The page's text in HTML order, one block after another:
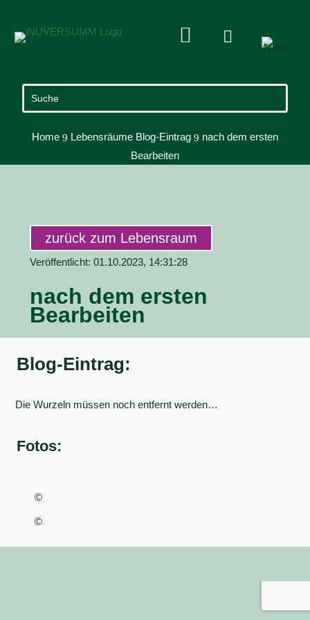
 
Home 9 Lebensräume Blog-Eintrag 9 nach dem ersten
Bearbeiten
zurück zum Lebensraum
Veröffentlicht: 01.10.2023, 14:31:28
nach dem ersten
Bearbeiten
Blog-Eintrag:
Die Wurzeln müssen noch entfernt werden…
Fotos:
©
©